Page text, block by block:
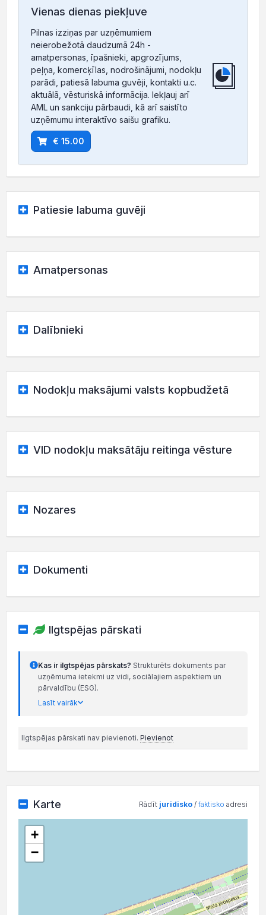
Vienas dienas piekļuve
Pilnas izziņas par uzņēmumiem
neierobežotā daudzumā 24h -
amatpersonas, īpašnieki, apgrozījums,
peļņa, komercķīlas, nodrošinājumi, nodokļu
parādi, patiesā labuma guvēji, kontakti u.c.
aktuālā, vēsturiskā informācija. Iekļauj arī
AML un sankciju pārbaudi, kā arī saistīto
uzņēmumu interaktīvo saišu grafiku.
€ 15.00
Patiesie labuma guvēji
Amatpersonas
Dalībnieki
Nodokļu maksājumi valsts kopbudžetā
VID nodokļu maksātāju reitinga vēsture
Nozares
Dokumenti
Ilgtspējas pārskati
Kas ir ilgtspējas pārskats? Strukturēts dokuments par
uzņēmuma ietekmi uz vidi, sociālajiem aspektiem un
pārvaldību (ESG).
Lasīt vairāk
Ilgtspējas pārskati nav pievienoti. Pievienot
Karte Rādīt juridisko /faktisko adresi
+
−